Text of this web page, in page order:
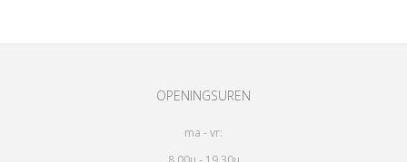
OPENINGSUREN
ma - vr: